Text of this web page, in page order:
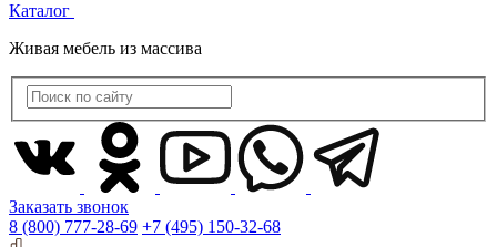
Каталог
Живая мебель из массива
Заказать звонок
8 (800) 777-28-69 +7 (495) 150-32-68